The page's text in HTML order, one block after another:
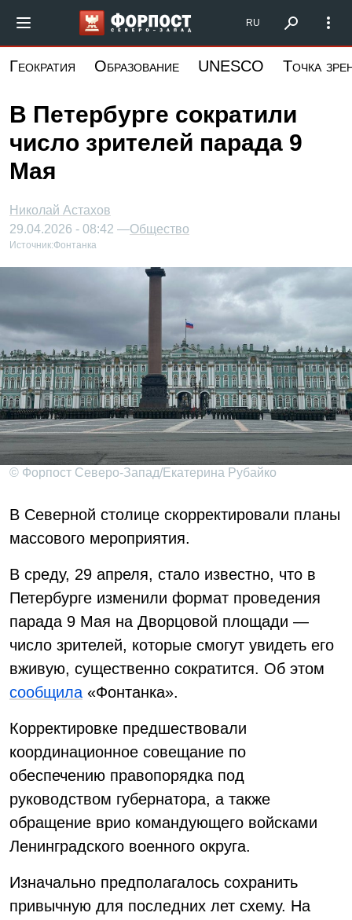
основному
Форпост Северо-Запад
RU
Геократия Образование UNESCO Точка
В Петербурге сократили
число зрителей парада 9
Мая
Николай Астахов
29.04.2026 - 08:42 —Общество
Источник:Фонтанка
© Форпост Северо-Запад/Екатерина Рубайко
В Северной столице скорректировали планы
массового мероприятия.
В среду, 29 апреля, стало известно, что в
Петербурге изменили формат проведения
парада 9 Мая на Дворцовой площади —
число зрителей, которые смогут увидеть его
вживую, существенно сократится. Об этом
сообщила «Фонтанка».
Корректировке предшествовали
координационное совещание по
обеспечению правопорядка под
руководством губернатора, а также
обращение врио командующего войсками
Ленинградского военного округа.
Изначально предполагалось сохранить
привычную для последних лет схему. На